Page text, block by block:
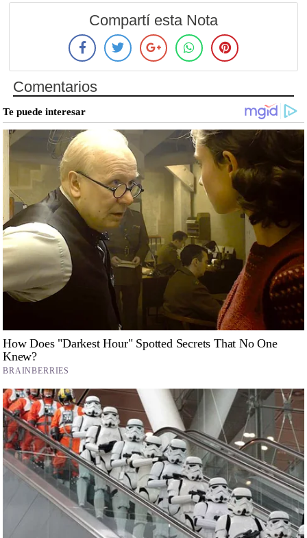
Compartí esta Nota
Comentarios